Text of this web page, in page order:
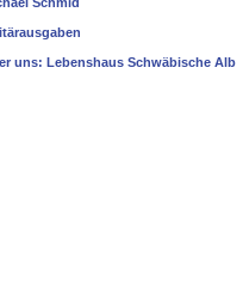
uns: Lebenshaus Schwäbische Alb